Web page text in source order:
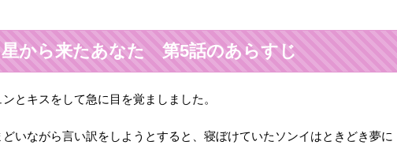
星から来たあなた 第5話のあらすじ
とキスをして急に目を覚ましました。
いながら言い訳をしようとすると、寝ぼけていたソンイはときどき夢に